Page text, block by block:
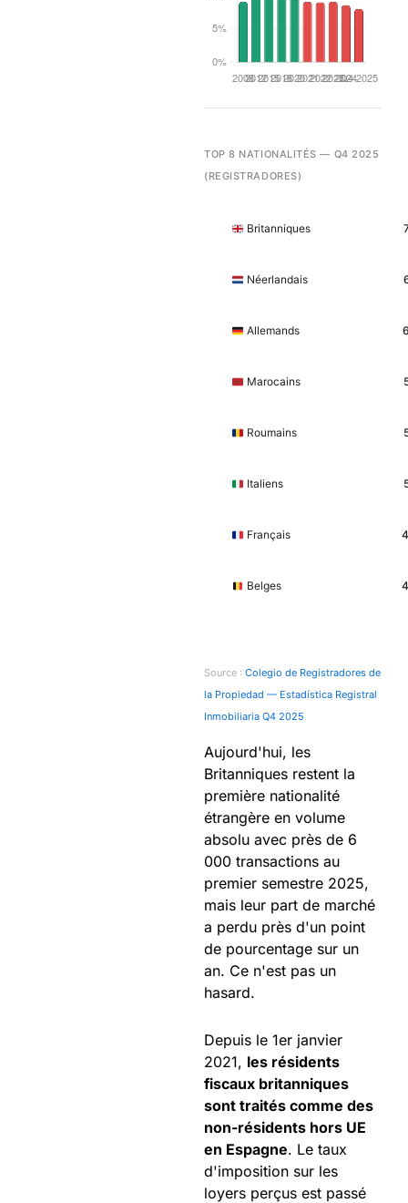
TOP 8 NATIONALITÉS — Q4 2025
(REGISTRADORES)
Britanniques
Néerlandais
Allemands
Marocains
Roumains
Italiens
Français
Belges
Source : Colegio de Registradores de
la Propiedad — Estadística Registral
Inmobiliaria Q4 2025
Aujourd'hui, les
Britanniques restent la
première nationalité
étrangère en volume
absolu avec près de 6
000 transactions au
premier semestre 2025,
mais leur part de marché
a perdu près d'un point
de pourcentage sur un
an. Ce n'est pas un
hasard.
Depuis le 1er janvier
2021, les résidents
fiscaux britanniques
sont traités comme des
non-résidents hors UE
en Espagne. Le taux
d'imposition sur les
loyers perçus est passé